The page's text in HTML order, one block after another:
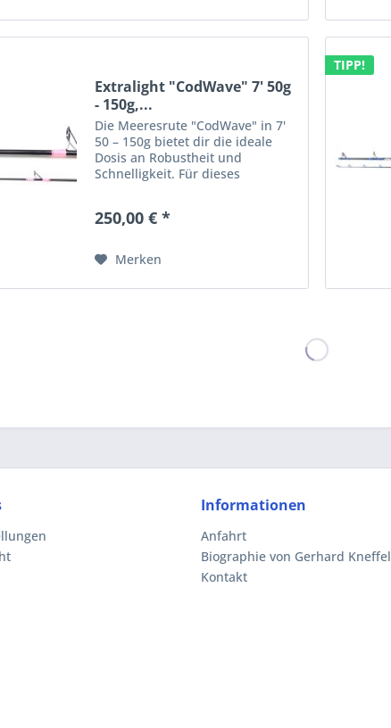
Extralight "CodWave" 7' 50g
- 150g,...
Die Meeresrute "CodWave" in 7'
50 – 150g bietet dir die ideale
Dosis an Robustheit und
Schnelligkeit. Für dieses
wahrlich zu einem Fremdwort. Du
ununterbrochen...
250,00 € *
Merken
TIPP!
Informationen
Anfahrt
Biographie von Gerhard Kneffel
Kontakt